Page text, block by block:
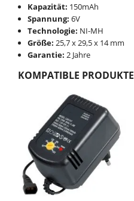
Kapazität: 150mAh
Spannung: 6V
Technologie: NI-MH
Größe: 25,7 x 29,5 x 14 mm
Garantie: 2 Jahre
KOMPATIBLE PRODUKTE